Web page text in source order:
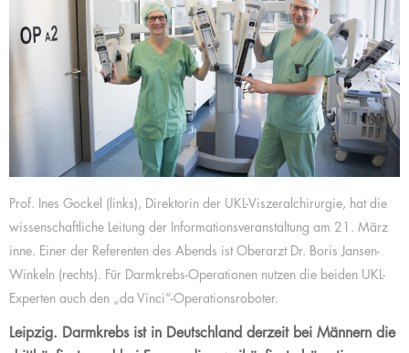
Prof. Ines Gockel (links), Direktorin der UKL-Viszeralchirurgie, hat die
wissenschaftliche Leitung der Informationsveranstaltung am 21. März
inne. Einer der Referenten des Abends ist Oberarzt Dr. Boris Jansen-
Winkeln (rechts). Für Darmkrebs-Operationen nutzen die beiden UKL-
Experten auch den „da Vinci“-Operationsroboter.
Leipzig. Darmkrebs ist in Deutschland derzeit bei Männern die